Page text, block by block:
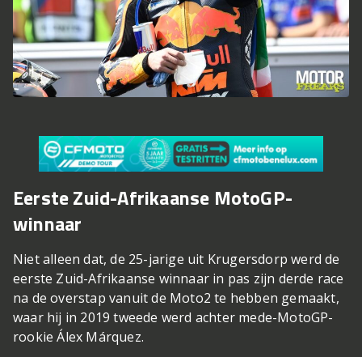
Eerste Zuid-Afrikaanse MotoGP-
winnaar
Niet alleen dat, de 25-jarige uit Krugersdorp werd de
eerste Zuid-Afrikaanse winnaar in pas zijn derde race
na de overstap vanuit de Moto2 te hebben gemaakt,
waar hij in 2019 tweede werd achter mede-MotoGP-
rookie Álex Márquez.